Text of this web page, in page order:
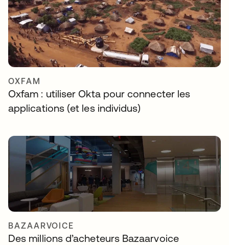
OXFAM
Oxfam : utiliser Okta pour connecter les
applications (et les individus)
BAZAARVOICE
Des millions d’acheteurs Bazaarvoice